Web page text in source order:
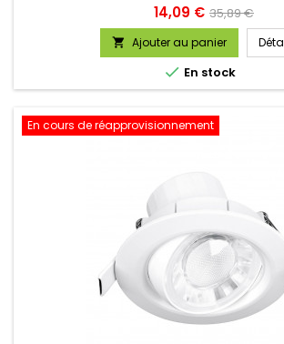
Prix
14,09 € Prix
de
base
35,89 €
 Ajouter au panier
 En stock
En cours de réapprovisionnement